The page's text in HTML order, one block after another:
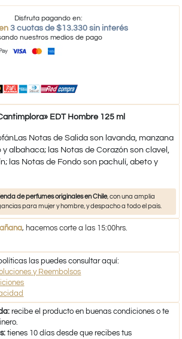
Disfruta pagando en:
3 cuotas de $13.330 sin interés
nuestros medios de pago
EDT Hombre 125 ml
Notas de Salida son lavanda, manzana
albahaca; las Notas de Corazón son clavel,
las Notas de Fondo son pachulí, abeto y
de perfumes originales en Chile, con una amplia
para mujer y hombre, y despacho a todo el país.
, hacemos corte a las 15:00hrs.
las puedes consultar aquí:
y Reembolsos
recibe el producto en buenas condiciones o te
tienes 10 días desde que recibes tus